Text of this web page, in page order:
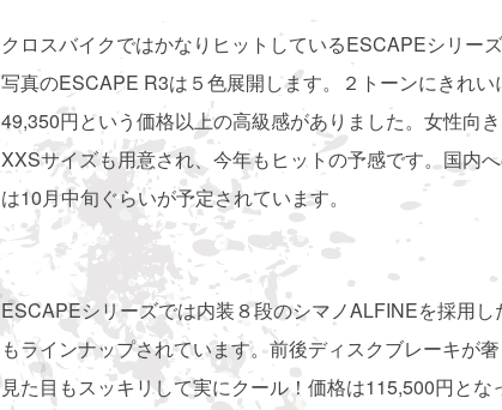
クロスバイクではかなりヒットしているESCAPEシリーズ
写真のESCAPE R3は５色展開します。２トーンにきれい
49,350円という価格以上の高級感がありました。女性向
XXSサイズも用意され、今年もヒットの予感です。国内
は10月中旬ぐらいが予定されています。
ESCAPEシリーズでは内装８段のシマノALFINEを採用
もラインナップされています。前後ディスクブレーキが奢
見た目もスッキリして実にクール！価格は115,500円とな